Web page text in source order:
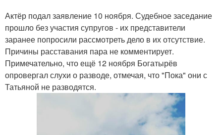
Актёр подал заявление 10 ноября. Судебное заседание
прошло без участия супругов - их представители
заранее попросили рассмотреть дело в их отсутствие.
Причины расставания пара не комментирует.
Примечательно, что ещё 12 ноября Богатырёв
опровергал слухи о разводе, отмечая, что "Пока" они с
Татьяной не разводятся.